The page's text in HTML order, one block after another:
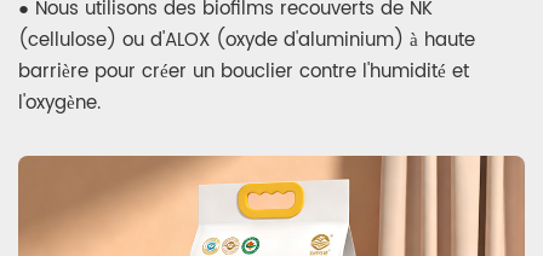
● Nous utilisons des biofilms recouverts de NK
(cellulose) ou d'ALOX (oxyde d'aluminium) à haute
barrière pour créer un bouclier contre l'humidité et
l'oxygène.